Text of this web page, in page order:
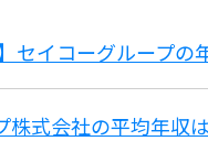
セイコーグループ
株式会社の平均年収